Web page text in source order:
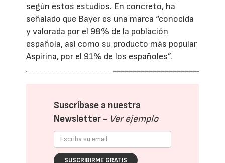
según estos estudios. En concreto, ha
señalado que Bayer es una marca “conocida
y valorada por el 98% de la población
española, así como su producto más popular
Aspirina, por el 91% de los españoles”.
Suscríbase a nuestra
Newsletter - Ver ejemplo
SUSCRIBIRME GRATIS